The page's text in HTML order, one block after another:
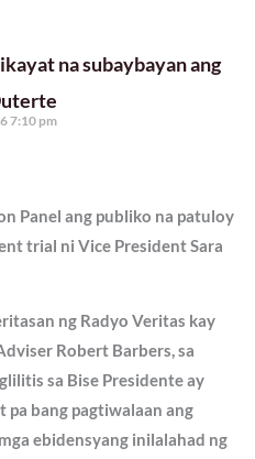
na subaybayan ang
7:10 pm
Panel ang publiko na patuloy
trial ni Vice President Sara
ng Radyo Veritas kay
Robert Barbers, sa
sa Bise Presidente ay
pa bang pagtiwalaan ang
ebidensyang inilalahad ng